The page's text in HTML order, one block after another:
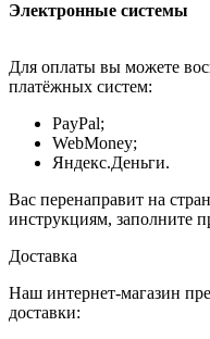
Электронные системы
Для оплаты вы можете
платёжных систем:
PayPal;
WebMoney;
Яндекс.Деньги.
Вас перенаправит на
инструкциям, заполните
Доставка
Наш интернет-магазин
доставки: